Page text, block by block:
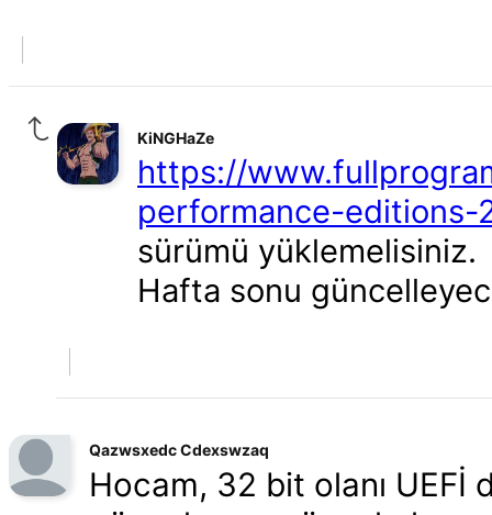
KiNGHaZe
https://
performance-
sürümü yüklemelisiniz.
Hafta sonu
Qazwsxedc Cdexswzaq
Hocam, 32 bit olanı UEFİ